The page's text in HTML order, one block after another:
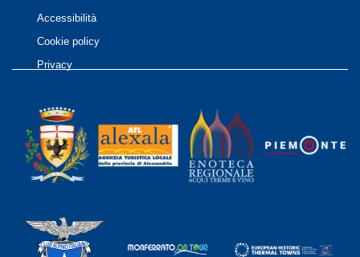
Accessibilità
Cookie policy
Privacy